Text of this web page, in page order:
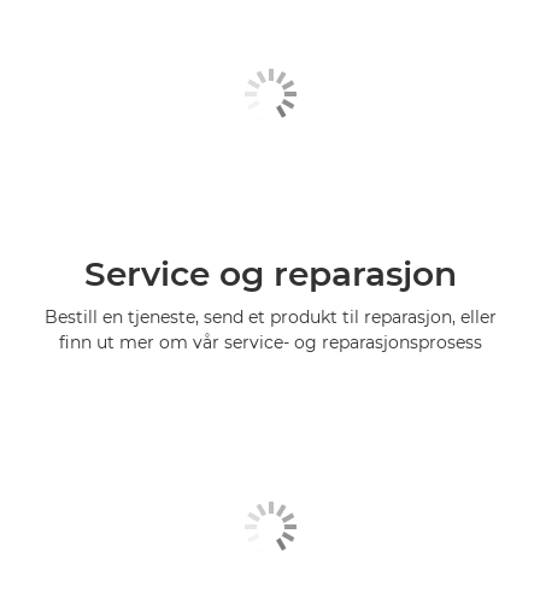
Service og reparasjon
Bestill en tjeneste, send et produkt til reparasjon, eller
finn ut mer om vår service- og reparasjonsprosess